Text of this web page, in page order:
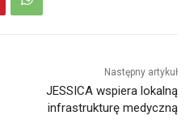
Następny artykuł
JESSICA wspiera lokalną
infrastrukturę medyczną